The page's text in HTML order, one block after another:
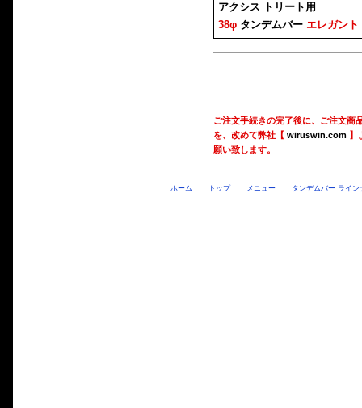
アクシス トリート用
38φタンデムバー エレガント
ご注文手続きの完了後に、ご注文商
を、改めて弊社【 wiruswin.com】
願い致します。
ホーム トップ メニュー タンデムバー ライン